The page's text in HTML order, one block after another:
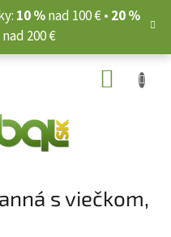
10 %nad 100 € • 20 %
nad 200 €
s viečkom,